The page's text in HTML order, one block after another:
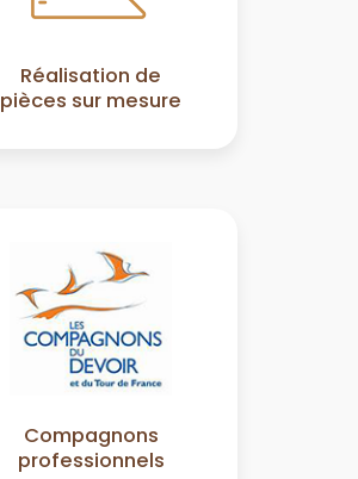
Réalisation de
pièces sur mesure
Compagnons
professionnels